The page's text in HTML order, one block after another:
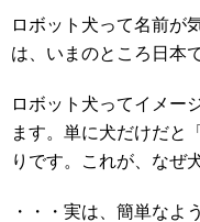
ロボット犬って名前
は、いまのところ日本
ロボット犬ってイメー
ます。単に犬だけだと
りです。これが、なぜ
・・・実は、簡単なよ